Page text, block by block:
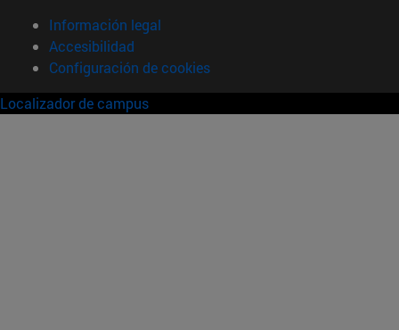
Información legal
Accesibilidad
Configuración de cookies
Localizador de campus